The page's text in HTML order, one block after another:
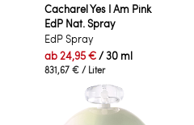
Cacharel Yes I Am Pink
EdP Nat. Spray
EdP Spray
ab24,95 € / 30 ml
831,67 € / Liter